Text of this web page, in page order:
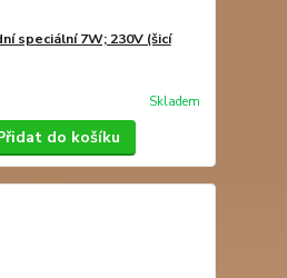
speciální 7W; 230V (šicí
Skladem
do košíku